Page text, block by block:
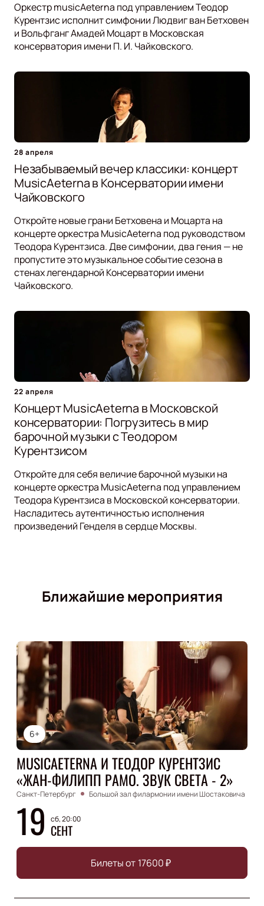
Оркестр musicAeterna под управлением Теодор
Курентзис исполнит симфонии Людвиг ван Бетховен
и Вольфганг Амадей Моцарт в Московская
консерватория имени П. И. Чайковского.
28 апреля
Незабываемый вечер классики: концерт
MusicAeterna в Консерватории имени
Чайковского
Откройте новые грани Бетховена и Моцарта на
концерте оркестра MusicAeterna под руководством
Теодора Курентзиса. Две симфонии, два гения — не
пропустите это музыкальное событие сезона в
стенах легендарной Консерватории имени
Чайковского.
22 апреля
Концерт MusicAeterna в Московской
консерватории: Погрузитесь в мир
барочной музыки с Теодором
Курентзисом
Откройте для себя величие барочной музыки на
концерте оркестра MusicAeterna под управлением
Теодора Курентзиса в Московской консерватории.
Насладитесь аутентичностью исполнения
произведений Генделя в сердце Москвы.
Ближайшие мероприятия
6+
MUSICAETERNA И ТЕОДОР КУРЕНТЗИС
«ЖАН-ФИЛИПП РАМО. ЗВУК СВЕТА - 2»
Санкт-Петербург Большой зал филармонии имени Шостаковича
19 сб, 20:00
СЕНТ
Билеты от 17600₽